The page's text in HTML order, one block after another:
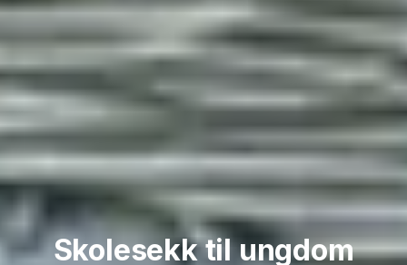
Skolesekk til ungdom